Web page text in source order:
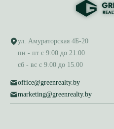
ул. Амураторская 4Б-20
пн - пт с 9:00 до 21:00
сб - вс с 9.00 до 15.00
office@greenrealty.by
marketing@greenrealty.by